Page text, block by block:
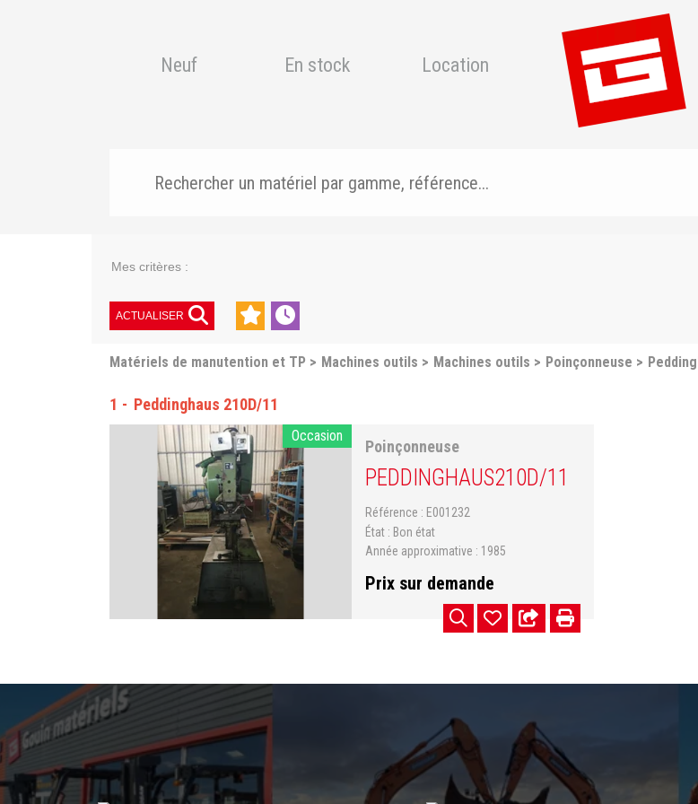
Neuf En stock Location
Mes critères :
ACTUALISER
Matériels de manutention et TP Machines outils Machines outils Poinçonneuse
1 Peddinghaus 210D/11
Occasion
Poinçonneuse
PEDDINGHAUS210D/11
Référence
E001232
État
Bon état
Année approximative
1985
Prix sur demande